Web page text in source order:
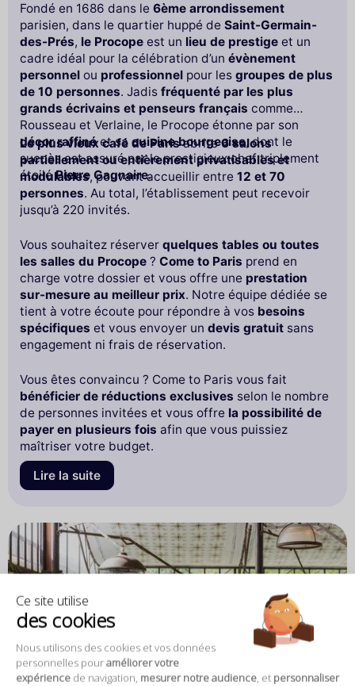
Ce site utilise
des cookies
Nous utilisons des cookies et vos données
personnelles pouraméliorer votre
expérience de navigation, mesurer notre audience, et personnaliser
Fondé en 1686 dans le 6ème arrondissement
parisien, dans le quartier huppé de Saint-Germain-
des-Prés, le Procope est un lieu de prestige et un
cadre idéal pour la célébration d’un évènement
personnel ou professionnel pour les groupes de plus
de 10 personnes. Jadis fréquenté par les plus
grands écrivains et penseurs français comme
Rousseau et Verlaine, le Procope étonne par son
décor raffinéet sa cuisine bourgeoise, dont le
succès est assuré par le prestigieux chef triplement
étoiléPierre Gagnaire.
Le plus vieux café de Parisabrite6 salons
partiellement ou entièrement privatisables et
modulables, pouvant accueillir entre 12 et 70
personnes. Au total, l’établissement peut recevoir
jusqu’à 220 invités.
Vous souhaitez réserver quelques tables ou toutes
les salles du Procope ? Come to Paris prend en
charge votre dossier et vous offre une prestation
sur-mesure au meilleur prix. Notre équipe dédiée se
tient à votre écoute pour répondre à vos besoins
spécifiques et vous envoyer un devis gratuit sans
engagement ni frais de réservation.
Vous êtes convaincu ? Come to Paris vous fait
bénéficier de réductions exclusives selon le nombre
de personnes invitées et vous offre la possibilité de
payer en plusieurs fois afin que vous puissiez
maîtriser votre budget.
Lire la suite